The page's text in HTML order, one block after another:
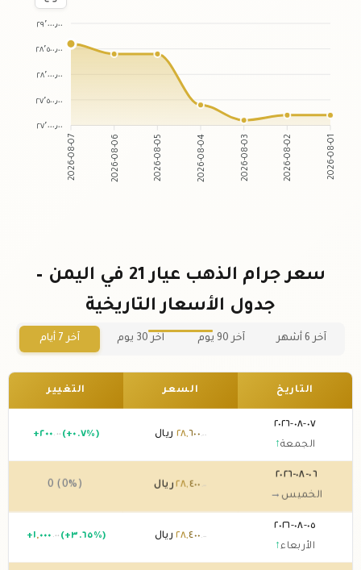
٢٩٬٠٠٠٫٠٠
٢٨٬٥٠٠٫٠٠
٢٨٬٠٠٠٫٠٠
٢٧٬٥٠٠٫٠٠
٢٧٬٠٠٠٫٠٠
2026-08-07 2026-08-06 2026-08-05 2026-08-04 2026-08-03 2026-08-02 2026-08-01
سعر جرام الذهب عيار 21 في اليمن –
جدول الأسعار التاريخية
آخر 6 أشهر آخر 90 يوم آخر 30 يوم آخر 7 أيام
التاريخ السعر التغيير
٠٧-٠٨-٢٠٢٦
الجمعة↑
٢٨,٦٠٠ .٠٠ ريال +٢٠٠ .٠٠ (+٠.٧%)
٠٦-٠٨-٢٠٢٦
الخميس →
٢٨,٤٠٠ ريال 0 (0%)
٠٥-٠٨-٢٠٢٦
الأربعاء↑
٢٨,٤٠٠ .٠٠ ريال +١,٠٠٠ .٠٠ (+٣.٦٥%)